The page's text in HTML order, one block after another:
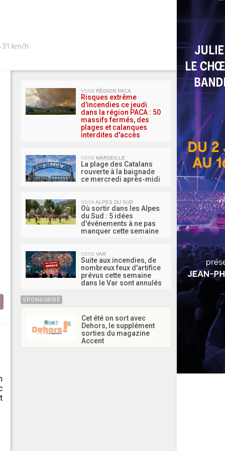
31 km/h
MA
05/08 RÉGION PACA
Risques extrême
d'incendies ce jeudi
dans la région PACA : 50
massifs fermés, des
plages et calanques
interdites d'accès
05/08 MARSEILLE
La plage des Catalans
rouverte à la baignade
ce mercredi après-midi
05/08 ALPES DU SUD
Où sortir dans les Alpes
du Sud : 5 idées
d'événements à ne pas
manquer cette semaine
05/08 VAR
Suite aux incendies, de
nombreux feux d'artifice
prévus cette semaine
dans le Var sont annulés
SPONSORISÉ
Cet été on sort avec
Dehors, le supplément
sorties du magazine
Accent